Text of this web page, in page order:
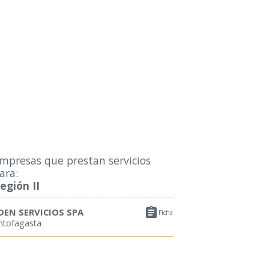
que prestan servicios
II
 Ficha
SERVICIOS SPA